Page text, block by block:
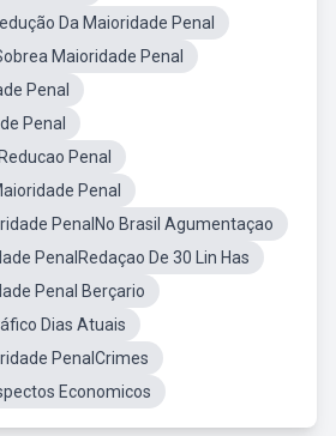
Da Maioridade Penal
Maioridade Penal
Penal
Penal
Penal
Penal
PenalNo Brasil Agumentaçao
PenalRedaçao De 30 Lin Has
Penal Berçario
Dias Atuais
PenalCrimes
Economicos